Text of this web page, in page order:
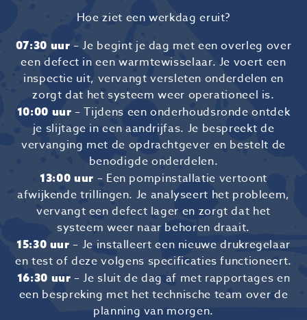
Hoe ziet een werkdag eruit?
07:30 uur – Je begint je dag met een overleg over
een defect in een warmtewisselaar. Je voert een
inspectie uit, vervangt versleten onderdelen en
zorgt dat het systeem weer operationeel is.
10:00 uur – Tijdens een onderhoudsronde ontdek
je slijtage in een aandrijfas. Je bespreekt de
vervanging met de opdrachtgever en bestelt de
benodigde onderdelen.
13:00 uur – Een pompinstallatie vertoont
afwijkende trillingen. Je analyseert het probleem,
vervangt een defect lager en zorgt dat het
systeem weer naar behoren draait.
15:30 uur – Je installeert een nieuwe drukregelaar
en test of deze volgens specificaties functioneert.
16:30 uur – Je sluit de dag af met rapportages en
een bespreking met het technische team over de
planning van morgen.